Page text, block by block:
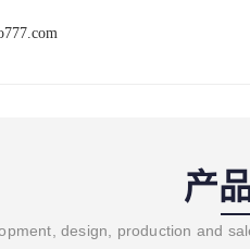
产
design, production and